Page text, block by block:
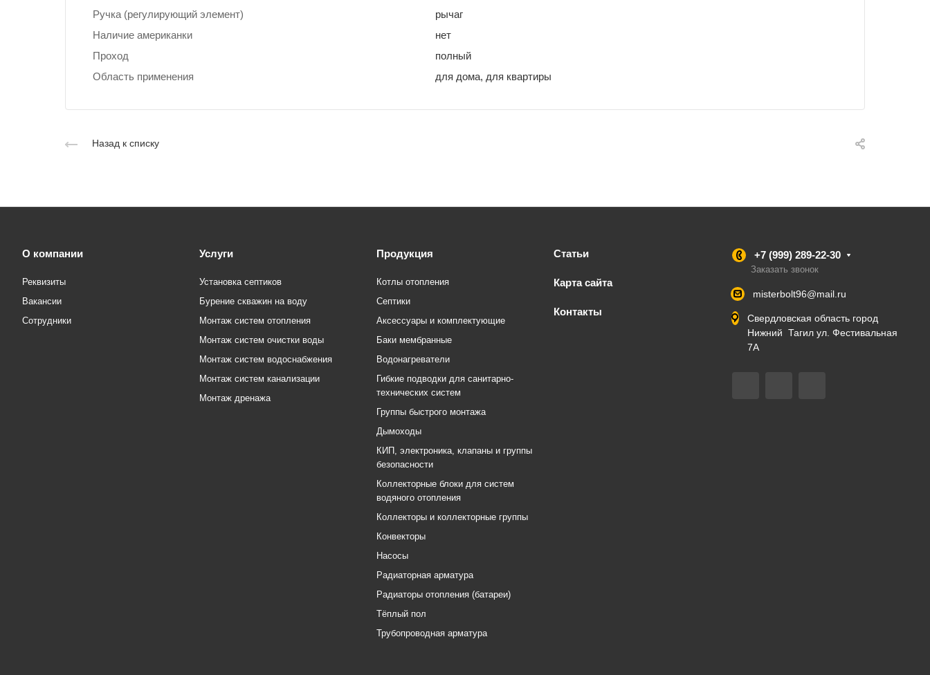
Ручка (регулирующий элемент)
рычаг
Наличие американки
нет
Проход
полный
Область применения
для дома, для квартиры
Назад к списку
О компании
Реквизиты
Вакансии
Сотрудники
Услуги
Установка септиков
Бурение скважин на воду
Монтаж систем отопления
Монтаж систем очистки воды
Монтаж систем водоснабжения
Монтаж систем канализации
Монтаж дренажа
Продукция
Котлы отопления
Септики
Аксессуары и комплектующие
Баки мембранные
Водонагреватели
Гибкие подводки для санитарно-
технических систем
Группы быстрого монтажа
Дымоходы
КИП, электроника, клапаны и группы
безопасности
Коллекторные блоки для систем
водяного отопления
Коллекторы и коллекторные группы
Конвекторы
Насосы
Радиаторная арматура
Радиаторы отопления (батареи)
Тёплый пол
Трубопроводная арматура
Статьи
Карта сайта
Контакты
+7 (999) 289-22-30
Заказать звонок
misterbolt96@mail.ru
Свердловская область город
Нижний Тагил ул. Фестивальная
7А